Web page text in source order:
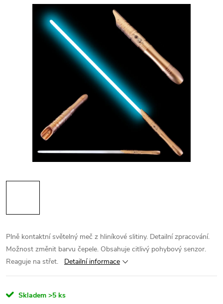
Plně kontaktní světelný meč z hliníkové slitiny. Detailní zpracování.
Možnost změnit barvu čepele. Obsahuje citlivý pohybový senzor.
Reaguje na střet.
Detailní informace
Skladem >5 ks